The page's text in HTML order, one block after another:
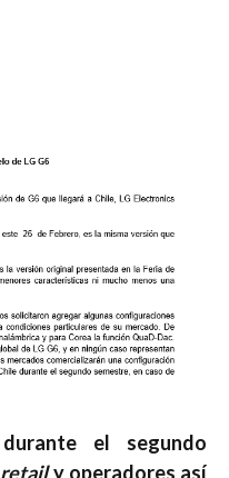
durante el segundo
retaily operadores así